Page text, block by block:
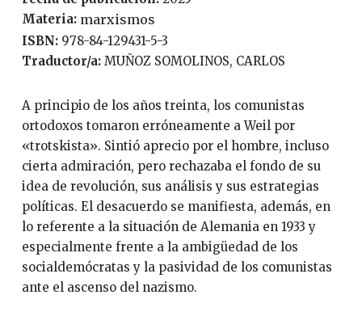
Materia: marxismos
ISBN:
978-84-129431-5-3
Traductor/a:
MUÑOZ SOMOLINOS, CARLOS
A principio de los años treinta, los comunistas
ortodoxos tomaron erróneamente a Weil por
«trotskista». Sintió aprecio por el hombre, incluso
cierta admiración, pero rechazaba el fondo de su
idea de revolución, sus análisis y sus estrategias
políticas. El desacuerdo se manifiesta, además, en
lo referente a la situación de Alemania en 1933 y
especialmente frente a la ambigüedad de los
socialdemócratas y la pasividad de los comunistas
ante el ascenso del nazismo.